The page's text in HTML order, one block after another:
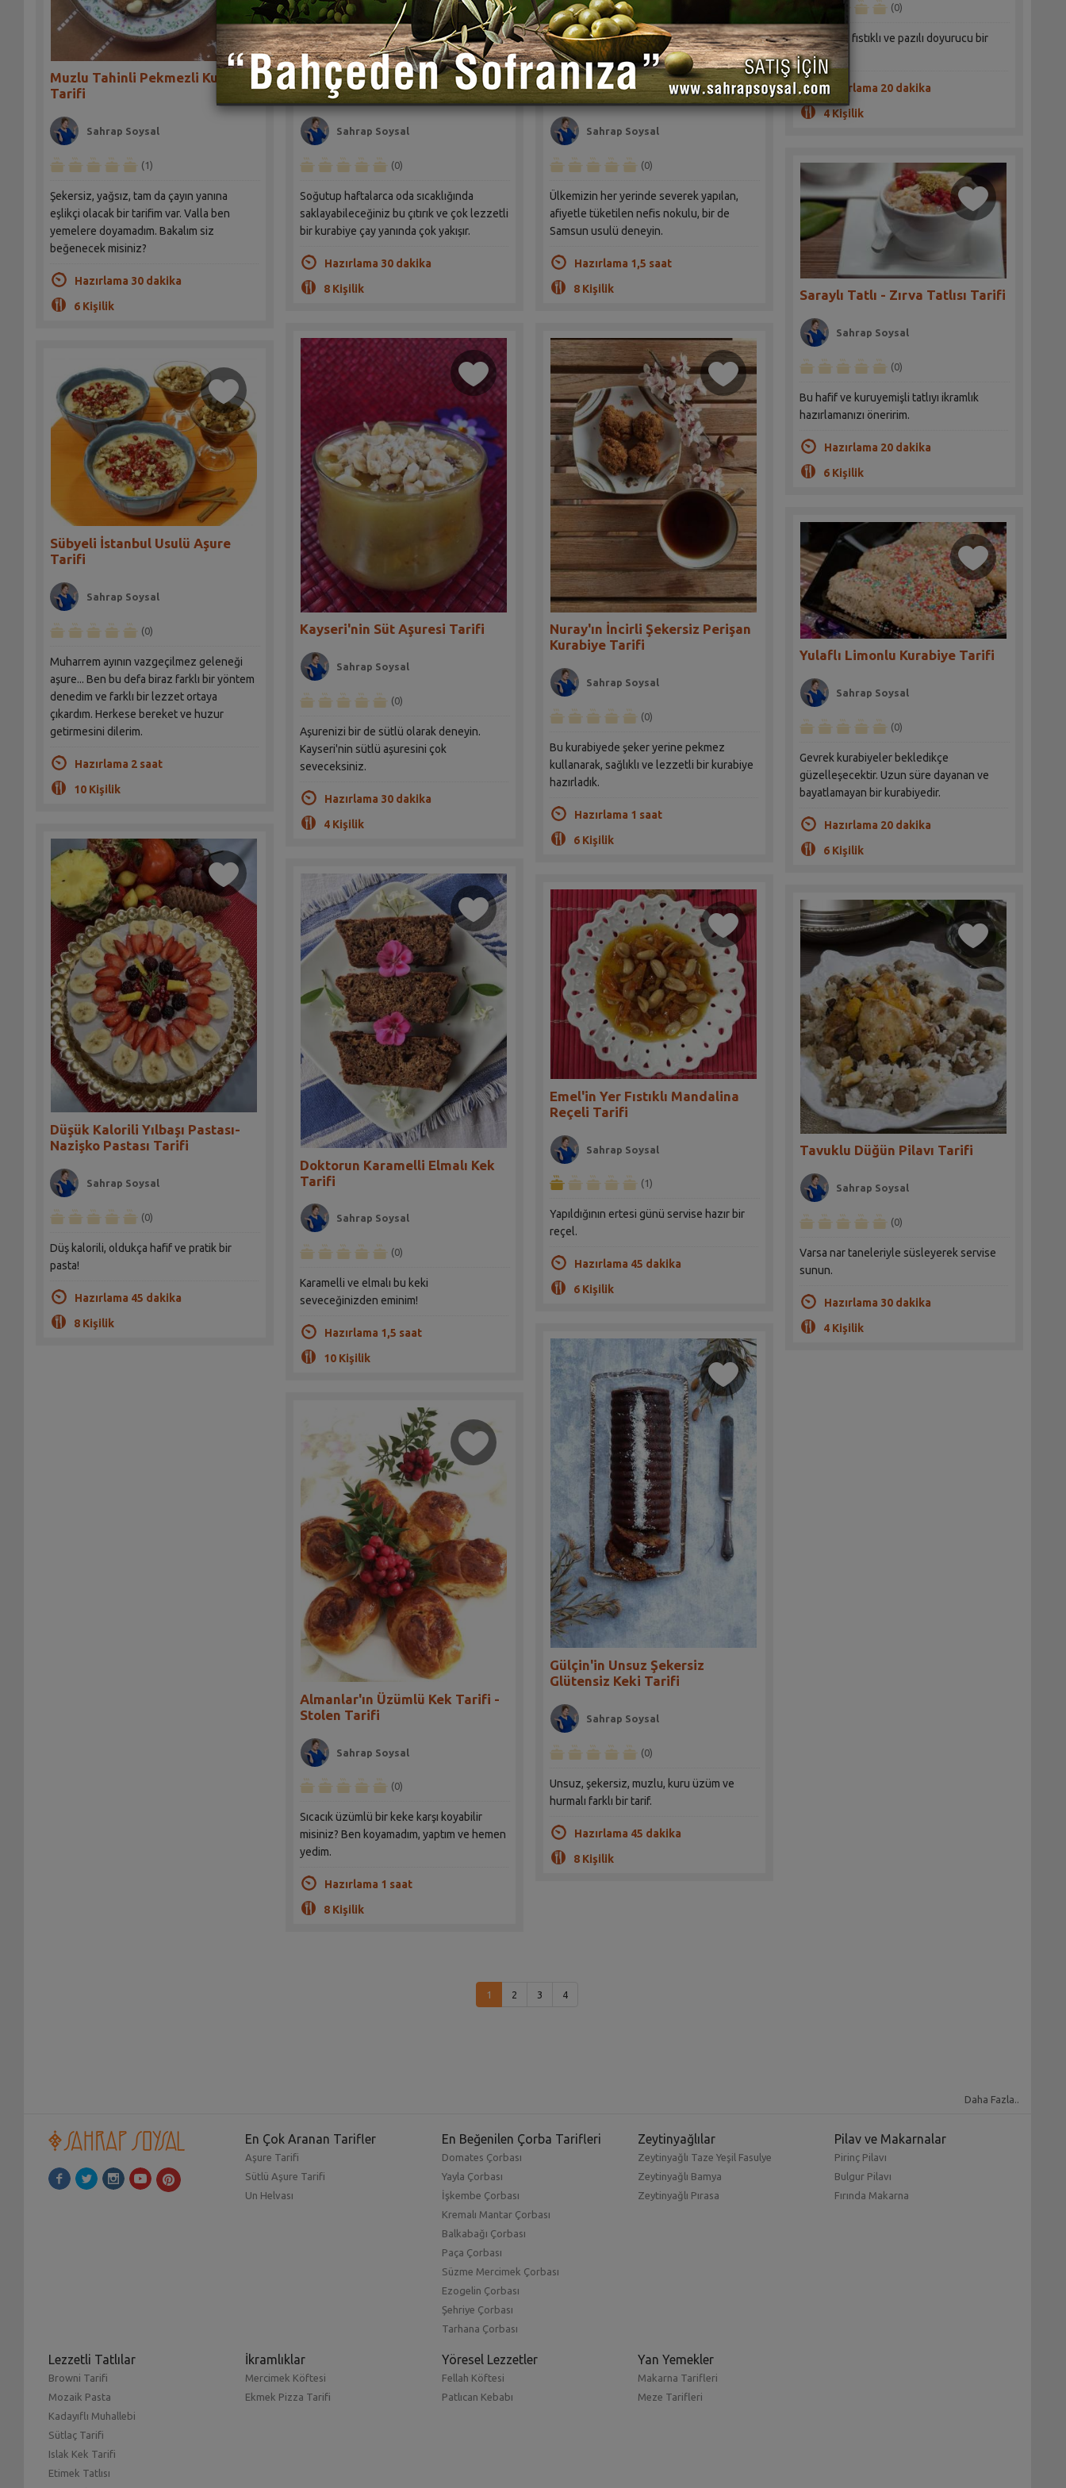
Muzlu Tahinli Pekmezli Kurabiye
Tarifi
Sahrap Soysal
(1)
Şekersiz, yağsız, tam da çayın yanına
eşlikçi olacak bir tarifim var. Valla ben
yemelere doyamadım. Bakalım siz
beğenecek misiniz?
Hazırlama 30 dakika
6 Kişilik
Sübyeli İstanbul Usulü Aşure
Tarifi
Sahrap Soysal
(0)
Muharrem ayının vazgeçilmez geleneği
aşure... Ben bu defa biraz farklı bir yöntem
denedim ve farklı bir lezzet ortaya
çıkardım. Herkese bereket ve huzur
getirmesini dilerim.
Hazırlama 2 saat
10 Kişilik
Düşük Kalorili Yılbaşı Pastası-
Nazişko Pastası Tarifi
Sahrap Soysal
(0)
Düş kalorili, oldukça hafif ve pratik bir
pasta!
Hazırlama 45 dakika
8 Kişilik
Fındıklı Kayısılı Biskotti-İtalyan
Kahve Kurabiyesi Tarifi
Sahrap Soysal
(0)
Soğutup haftalarca oda sıcaklığında
saklayabileceğiniz bu çıtırık ve çok lezzetli
bir kurabiye çay yanında çok yakışır.
Hazırlama 30 dakika
8 Kişilik
Kayseri'nin Süt Aşuresi Tarifi
Sahrap Soysal
(0)
Aşurenizi bir de sütlü olarak deneyin.
Kayseri'nin sütlü aşuresini çok
seveceksiniz.
Hazırlama 30 dakika
4 Kişilik
Doktorun Karamelli Elmalı Kek
Tarifi
Sahrap Soysal
(0)
Karamelli ve elmalı bu keki
seveceğinizden eminim!
Hazırlama 1,5 saat
10 Kişilik
Almanlar'ın Üzümlü Kek Tarifi -
Stolen Tarifi
Sahrap Soysal
(0)
Sıcacık üzümlü bir keke karşı koyabilir
misiniz? Ben koyamadım, yaptım ve hemen
yedim.
Hazırlama 1 saat
8 Kişilik
Tahinli Pekmezli Bafra Nokulu
Tarifi
Sahrap Soysal
(0)
Ülkemizin her yerinde severek yapılan,
afiyetle tüketilen nefis nokulu, bir de
Samsun usulü deneyin.
Hazırlama 1,5 saat
8 Kişilik
Nuray'ın İncirli Şekersiz Perişan
Kurabiye Tarifi
Sahrap Soysal
(0)
Bu kurabiyede şeker yerine pekmez
kullanarak, sağlıklı ve lezzetli bir kurabiye
hazırladık.
Hazırlama 1 saat
6 Kişilik
Emel'in Yer Fıstıklı Mandalina
Reçeli Tarifi
Sahrap Soysal
(1)
Yapıldığının ertesi günü servise hazır bir
reçel.
Hazırlama 45 dakika
6 Kişilik
Gülçin'in Unsuz Şekersiz
Glütensiz Keki Tarifi
Sahrap Soysal
(0)
Unsuz, şekersiz, muzlu, kuru üzüm ve
hurmalı farklı bir tarif.
Hazırlama 45 dakika
8 Kişilik
(0)
Kahvaltıya fıstıklı ve pazılı doyurucu bir
omlet
Hazırlama 20 dakika
4 Kişilik
Saraylı Tatlı - Zırva Tatlısı Tarifi
Sahrap Soysal
(0)
Bu hafif ve kuruyemişli tatlıyı ikramlık
hazırlamanızı öneririm.
Hazırlama 20 dakika
6 Kişilik
Yulaflı Limonlu Kurabiye Tarifi
Sahrap Soysal
(0)
Gevrek kurabiyeler bekledikçe
güzelleşecektir. Uzun süre dayanan ve
bayatlamayan bir kurabiyedir.
Hazırlama 20 dakika
6 Kişilik
Tavuklu Düğün Pilavı Tarifi
Sahrap Soysal
(0)
Varsa nar taneleriyle süsleyerek servise
sunun.
Hazırlama 30 dakika
4 Kişilik
1 2 3 4
Daha Fazla..
En Çok Aranan Tarifler
Aşure Tarifi
Sütlü Aşure Tarifi
Un Helvası
En Beğenilen Çorba Tarifleri
Domates Çorbası
Yayla Çorbası
İşkembe Çorbası
Kremalı Mantar Çorbası
Balkabağı Çorbası
Paça Çorbası
Süzme Mercimek Çorbası
Ezogelin Çorbası
Şehriye Çorbası
Tarhana Çorbası
Zeytinyağlılar
Zeytinyağlı Taze Yeşil Fasulye
Zeytinyağlı Bamya
Zeytinyağlı Pırasa
Pilav ve Makarnalar
Pirinç Pilavı
Bulgur Pilavı
Fırında Makarna
Lezzetli Tatlılar
Browni Tarifi
Mozaik Pasta
Kadayıflı Muhallebi
Sütlaç Tarifi
Islak Kek Tarifi
Etimek Tatlısı
İkramlıklar
Mercimek Köftesi
Ekmek Pizza Tarifi
Yöresel Lezzetler
Fellah Köftesi
Patlıcan Kebabı
Yan Yemekler
Makarna Tarifleri
Meze Tarifleri